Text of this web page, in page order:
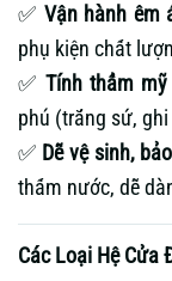
✅ Vận hành êm
phụ kiện chất
✅ Tính thẩm mỹ
phú (trắng sứ,
✅ Dễ vệ sinh,
thấm nước, dễ
Các Loại Hệ Cửa